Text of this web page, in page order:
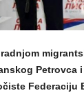
Petrovca
Federaciju